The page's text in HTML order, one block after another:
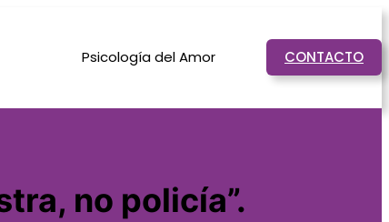
Psicología del Amor CONTACTO
no policía”.